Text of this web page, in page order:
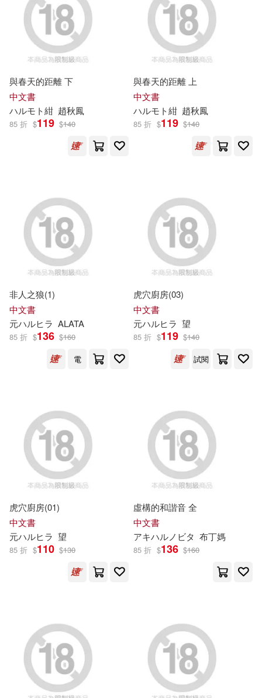
森数機(5)
池田ショコラ(5) 淀川ゆお(5)
神尾丈治(5) 萌木雄太(5)
C:TAKERU(4)
Kingdoll出版(4)
おかゆまさき(4) みょん(4)
シネマジック現場スチール写真集
ハム男・藻 (4)
ハルタJACK(4)
ブルーガイド編集部(4)
プレテージ出版（写真集）(4)
原作：柊咲／漫畫：川田暁生／角
色原案：ナイロン(4)
古舘春一(4)
パイインターナショナル(3)
ヒーローズ(3)
ホビーストック(3)
メディコス・エンタテインメント
モバイルメディアリサーチ(3)
リブレ(3) 主婦と生活社(3)
大洋図書(3)
幻冬舎コミックス(3) 德間(3)
星雲社(3)
暮想出版股份有限公司(3)
芳文社(3)
CEメディアハウス(2)
FRAUS(2) Ingram(2)
Jパブリッシング(2)
Line Communications(2)
NBCユニバーサル・エンターテイ
メントジャパン(2)
SMM itaku (music)(2)
與春天的距離 下
中文書
ハルモト紺 趙秋鳳
85 折 $119 $140
與春天的距離 上
中文書
ハルモト紺 趙秋鳳
85 折 $119 $140
非人之狼(1)
中文書
元ハルヒラ ALATA
85 折 $136 $160
電
虎穴廚房(03)
中文書
元ハルヒラ 望
85 折 $119 $140
試閱
虎穴廚房(01)
中文書
元ハルヒラ 望
85 折 $110 $130
虛構的和諧音 全
中文書
アキハルノビタ 布丁媽
85 折 $136 $160